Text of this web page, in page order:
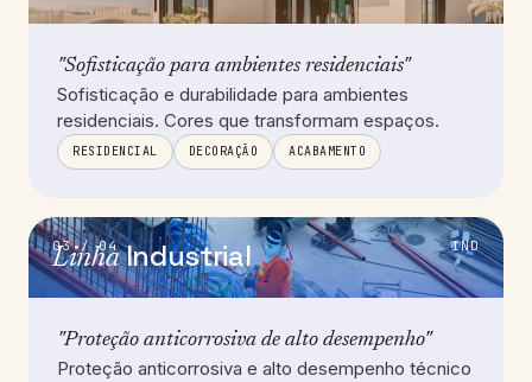
"Sofisticação para ambientes residenciais"
Sofisticação e durabilidade para ambientes
residenciais. Cores que transformam espaços.
RESIDENCIAL DECORAÇÃO ACABAMENTO
03 / 04 IND
LinhaIndustrial
"Proteção anticorrosiva de alto desempenho"
Proteção anticorrosiva e alto desempenho técnico